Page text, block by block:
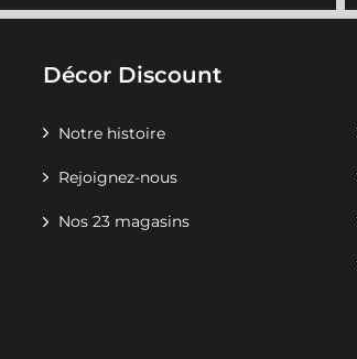
Décor Discount
Notre histoire
Rejoignez-nous
Nos 23 magasins